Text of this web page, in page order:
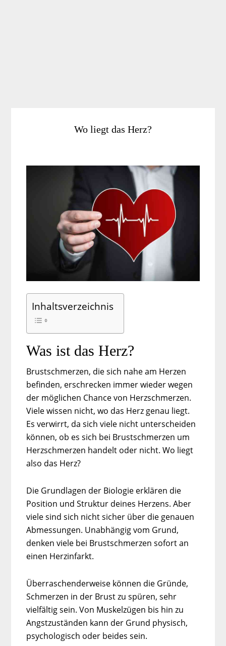
Wo liegt das Herz?
Inhaltsverzeichnis
Was ist das Herz?
Brustschmerzen, die sich nahe am Herzen
befinden, erschrecken immer wieder wegen
der möglichen Chance von Herzschmerzen.
Viele wissen nicht, wo das Herz genau liegt.
Es verwirrt, da sich viele nicht unterscheiden
können, ob es sich bei Brustschmerzen um
Herzschmerzen handelt oder nicht. Wo liegt
also das Herz?
Die Grundlagen der Biologie erklären die
Position und Struktur deines Herzens. Aber
viele sind sich nicht sicher über die genauen
Abmessungen. Unabhängig vom Grund,
denken viele bei Brustschmerzen sofort an
einen Herzinfarkt.
Überraschenderweise können die Gründe,
Schmerzen in der Brust zu spüren, sehr
vielfältig sein. Von Muskelzügen bis hin zu
Angstzuständen kann der Grund physisch,
psychologisch oder beides sein.